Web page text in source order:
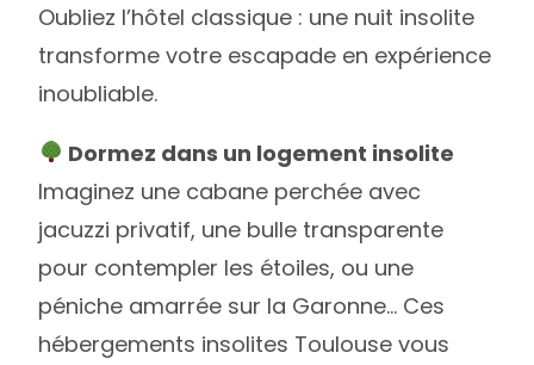
Oubliez l’hôtel classique : une nuit insolite
transforme votre escapade en expérience
inoubliable.
Dormez dans un logement insolite
Imaginez une cabane perchée avec
jacuzzi privatif, une bulle transparente
pour contempler les étoiles, ou une
péniche amarrée sur la Garonne… Ces
hébergements insolites Toulouse vous